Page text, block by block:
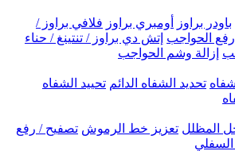
باودر براوز أومبري براوز فلافي براوز /
الحواجب إتش دي براوز / تنتينغ / حناء
إزالة وشم الحواجب
تحديد الشفاه الدائم تحييد الشفاه
المظلل تعزيز خط الرموش تصفيح / رفع